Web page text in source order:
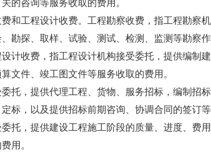
和工程设计收费。工程勘察收费，指工程勘察
勘探、取样、试验、测试、检测、监测等勘察
计收费，指工程设计机构接受委托，提供编制
文件、竣工图文件等服务收取的费用。
托，提供代理工程、货物、服务招标，编制招
标，以及提供招标前期咨询、协调合同的签订等
托，提供建设工程施工阶段的质量、进度、费
用。